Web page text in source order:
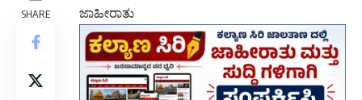
SHARE
ಜಾಹೀರಾತು